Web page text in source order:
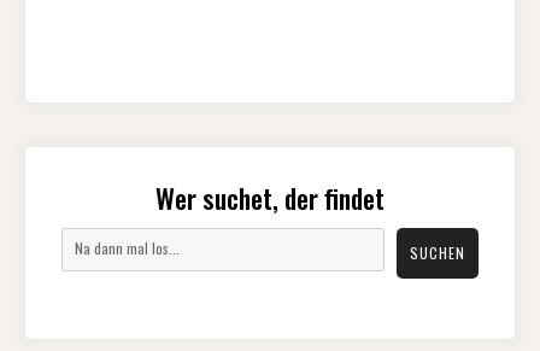
Wer suchet, der findet
SUCHEN